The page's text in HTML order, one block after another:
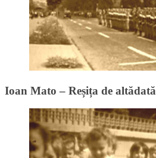
Ioan Mato – Reșița de altădată